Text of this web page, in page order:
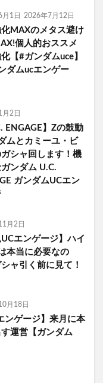
月1日 2026年7月12日
MAXのメタス避け
個人的おススメ
【#ガンダムuce】
ダムucエンゲー
月2日
ENGAGE】Zの鼓動
ムとカミーユ・ビ
シャ回します！機
ンダム U.C.
ガンダムUCエン
月2日
UCエンゲージ】ハイ
本当に必要なの
ャ引く前に見て！
月18日
ンゲージ】来月に本
運営【ガンダム